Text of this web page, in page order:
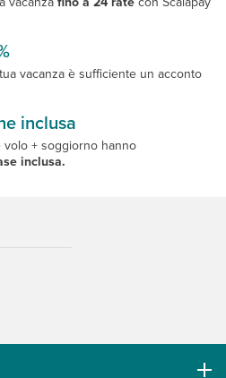
vacanza è sufficiente un acconto
inclusa
+ soggiorno hanno
inclusa.